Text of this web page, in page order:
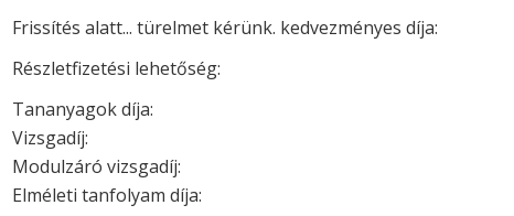
Frissítés alatt... türelmet kérünk. kedvezményes díja:
Részletfizetési lehetőség:
Tananyagok díja:
Vizsgadíj:
Modulzáró vizsgadíj:
Elméleti tanfolyam díja: